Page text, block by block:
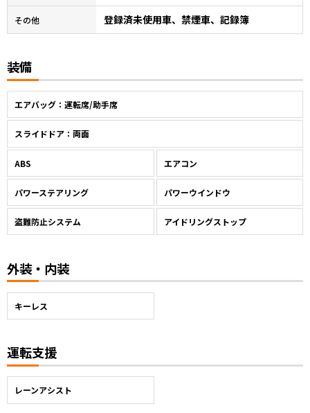
その他 登録済未使用車、禁煙車、記録簿
装備
エアバッグ：運転席/助手席
スライドドア：両面
ABS エアコン
パワーステアリング パワーウインドウ
盗難防止システム アイドリングストップ
外装・内装
キーレス
運転支援
レーンアシスト